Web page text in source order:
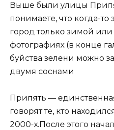
Выше были улицы
понимаете, что когда-
город только зимой или
фотографиях (в конце
буйства зелени можно
двумя соснами
Припять —
говорят те, кто
2000-х.После этого